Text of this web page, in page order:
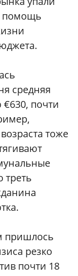
помощь
средняя
почти
тоже
треть
пришлось
резко
почти 18